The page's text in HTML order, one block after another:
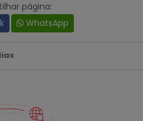
página:
WhatsApp